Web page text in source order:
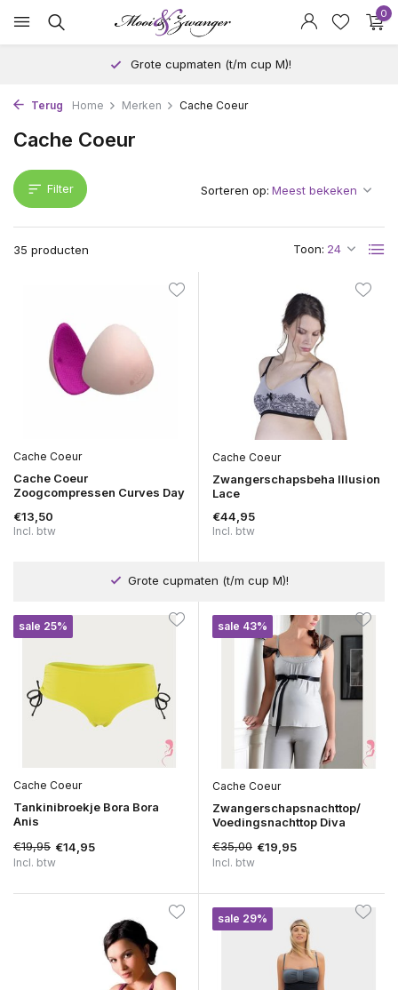
0
Grote cupmaten (t/m cup M)!
Terug Home Merken Cache Coeur
Cache Coeur
Filter
35 producten Toon:
Sorteren op:
Cache Coeur
Cache Coeur
Zoogcompressen Curves Day
€13,50
Incl. btw
Cache Coeur
Zwangerschapsbeha Illusion
Lace
€44,95
Incl. btw
Grote cupmaten (t/m cup M)!
sale 25%
Cache Coeur
Tankinibroekje Bora Bora
Anis
€19,95 €14,95
Incl. btw
sale 43%
Cache Coeur
Zwangerschapsnachttop/
Voedingsnachttop Diva
€35,00 €19,95
Incl. btw
sale 29%